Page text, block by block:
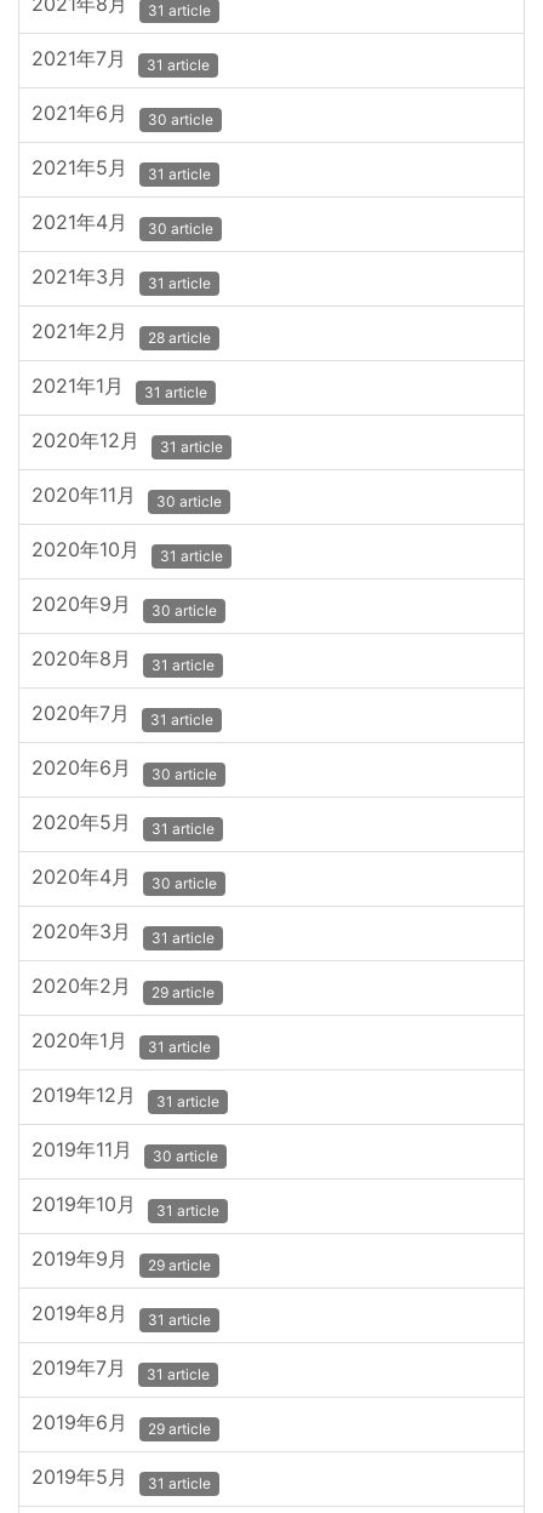
31 article
2021年7月 31 article
2021年6月 30 article
2021年5月 31 article
2021年4月 30 article
2021年3月 31 article
2021年2月 28 article
2021年1月 31 article
2020年12月 31 article
2020年11月 30 article
2020年10月 31 article
2020年9月 30 article
2020年8月 31 article
2020年7月 31 article
2020年6月 30 article
2020年5月 31 article
2020年4月 30 article
2020年3月 31 article
2020年2月 29 article
2020年1月 31 article
2019年12月 31 article
2019年11月 30 article
2019年10月 31 article
2019年9月 29 article
2019年8月 31 article
2019年7月 31 article
2019年6月 29 article
2019年5月 31 article